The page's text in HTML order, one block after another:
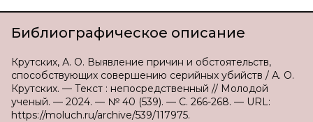
Библиографическое описание
Крутских, А. О. Выявление причин и обстоятельств,
способствующих совершению серийных убийств / А. О.
Крутских. — Текст : непосредственный // Молодой
ученый. — 2024. — № 40 (539). — С. 266-268. — URL:
https://moluch.ru/archive/539/117975.